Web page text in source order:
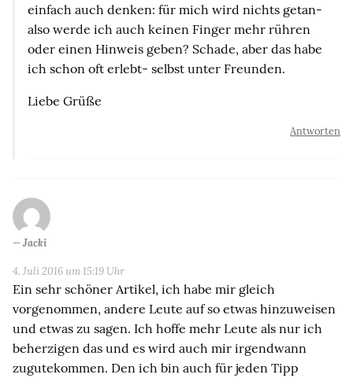
einfach auch denken: für mich wird nichts getan-
also werde ich auch keinen Finger mehr rühren
oder einen Hinweis geben? Schade, aber das habe
ich schon oft erlebt- selbst unter Freunden.
Liebe Grüße
Antworten
Jacki
4. Juli 2016 um 15:19 Uhr
Ein sehr schöner Artikel, ich habe mir gleich
vorgenommen, andere Leute auf so etwas hinzuweisen
und etwas zu sagen. Ich hoffe mehr Leute als nur ich
beherzigen das und es wird auch mir irgendwann
zugutekommen. Den ich bin auch für jeden Tipp